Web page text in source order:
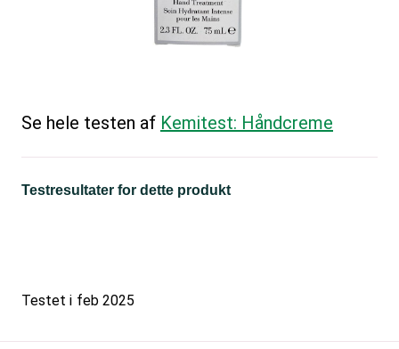
Se hele testen af Kemitest: Håndcreme
Testresultater for dette produkt
Testet i feb 2025